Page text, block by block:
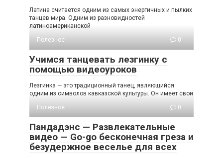
Латина считается одним из самых энергичных и пылких
танцев мира. Одним из разновидностей
латиноамериканской
Полезное
0
Учимся танцевать лезгинку с
помощью видеоуроков
Лезгинка — это традиционный танец, являющийся
одним из символов кавказской культуры. Он имеет свои
Полезное
0
Пандадэнс — Развлекательные
видео — Go-go бесконечная греза и
безудержное веселье для всех